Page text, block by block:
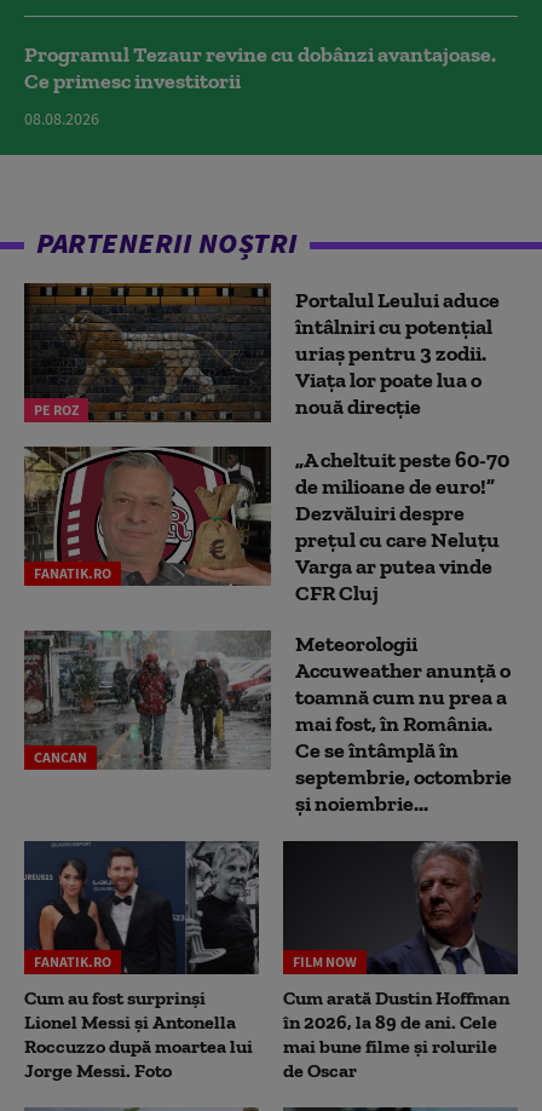
Programul Tezaur revine cu dobânzi avantajoase.
Ce primesc investitorii
08.08.2026
PARTENERII NOȘTRI
PE ROZ
Portalul Leului aduce
întâlniri cu potențial
uriaș pentru 3 zodii.
Viața lor poate lua o
nouă direcție
FANATIK.RO
„A cheltuit peste 60-70
de milioane de euro!”
Dezvăluiri despre
prețul cu care Neluțu
Varga ar putea vinde
CFR Cluj
CANCAN
Meteorologii
Accuweather anunță o
toamnă cum nu prea a
mai fost, în România.
Ce se întâmplă în
septembrie, octombrie
și noiembrie...
FANATIK.RO
Cum au fost surprinși
Lionel Messi și Antonella
Roccuzzo după moartea lui
Jorge Messi. Foto
FILM NOW
Cum arată Dustin Hoffman
în 2026, la 89 de ani. Cele
mai bune filme și rolurile
de Oscar